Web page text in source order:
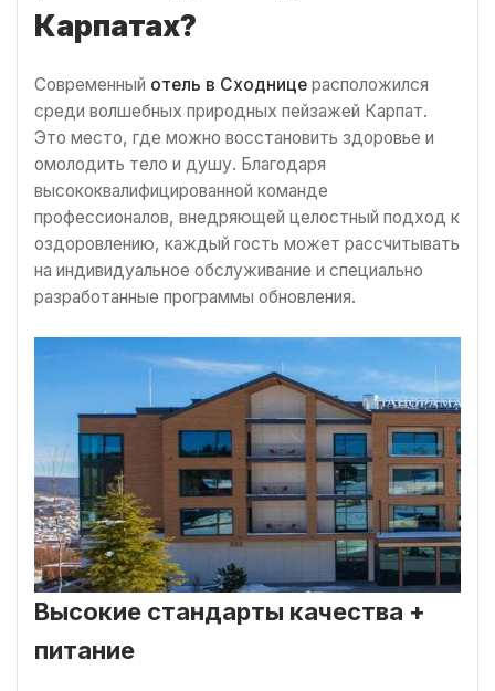
Карпатах?
Современный отель в Сходнице расположился
среди волшебных природных пейзажей Карпат.
Это место, где можно восстановить здоровье и
омолодить тело и душу. Благодаря
высококвалифицированной команде
профессионалов, внедряющей целостный подход к
оздоровлению, каждый гость может рассчитывать
на индивидуальное обслуживание и специально
разработанные программы обновления.
Высокие стандарты качества +
питание